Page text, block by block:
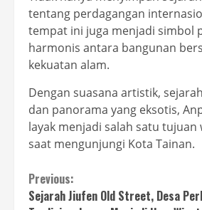
tentang perdagangan
tempat ini juga menjadi simbol
harmonis antara bangunan
kekuatan alam.
Dengan suasana artistik,
dan panorama yang eksotis,
layak menjadi salah satu
saat mengunjungi Kota Tainan.
Continue
Previous:
Sejarah Jiufen Old Street, Desa